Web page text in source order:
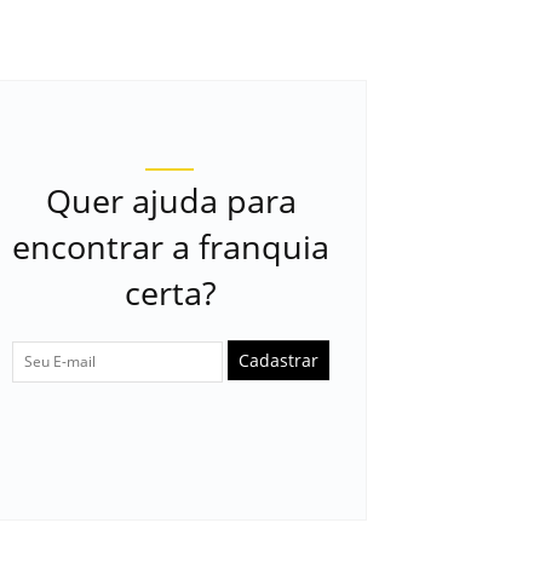
Quer ajuda para
encontrar a franquia
certa?
Cadastrar